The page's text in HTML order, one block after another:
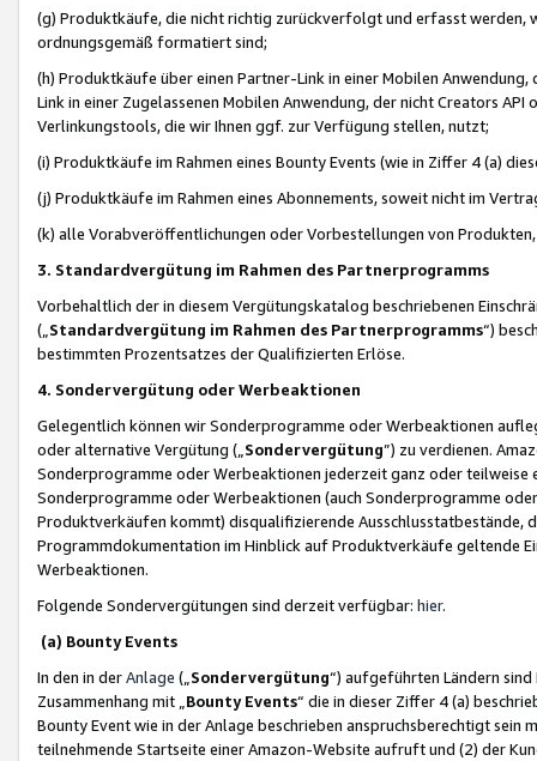
(g) Produktkäufe, die nicht richtig zurückverfolgt und erfasst werden,
ordnungsgemäß formatiert sind;
(h) Produktkäufe über einen Partner-Link in einer Mobilen
Link in einer Zugelassenen Mobilen Anwendung, der nicht Creators
Verlinkungstools, die wir Ihnen ggf. zur Verfügung stellen, nutzt;
(i) Produktkäufe im Rahmen eines Bounty Events (wie in Ziffer 4 (a)
(j) Produktkäufe im Rahmen eines Abonnements, soweit nicht im
(k) alle Vorabveröffentlichungen oder Vorbestellungen von
3. Standardvergütung im Rahmen des Partnerprogramms
Vorbehaltlich der in diesem Vergütungskatalog beschriebenen
(„ Standardvergütung im Rahmen des Partnerprogramms“)
bestimmten Prozentsatzes der Qualifizierten Erlöse.
4. Sondervergütung oder Werbeaktionen
Gelegentlich können wir Sonderprogramme oder Werbeaktionen
oder alternative Vergütung („ Sondervergütung”) zu verdienen.
Sonderprogramme oder Werbeaktionen jederzeit ganz oder
Sonderprogramme oder Werbeaktionen (auch Sonderprogramme
Produktverkäufen kommt) disqualifizierende Ausschlusstatbestände,
Programmdokumentation im Hinblick auf Produktverkäufe geltende
Werbeaktionen.
Folgende Sondervergütungen sind derzeit verfügbar: hier.
(a) Bounty Events
In den in derAnlage („ Sondervergütung“) aufgeführten Ländern
Zusammenhang mit „ Bounty Events“ die in dieser Ziffer 4 (a)
Bounty Event wie in der Anlage beschrieben anspruchsberechtigt sein
teilnehmende Startseite einer Amazon-Website aufruft und (2) der